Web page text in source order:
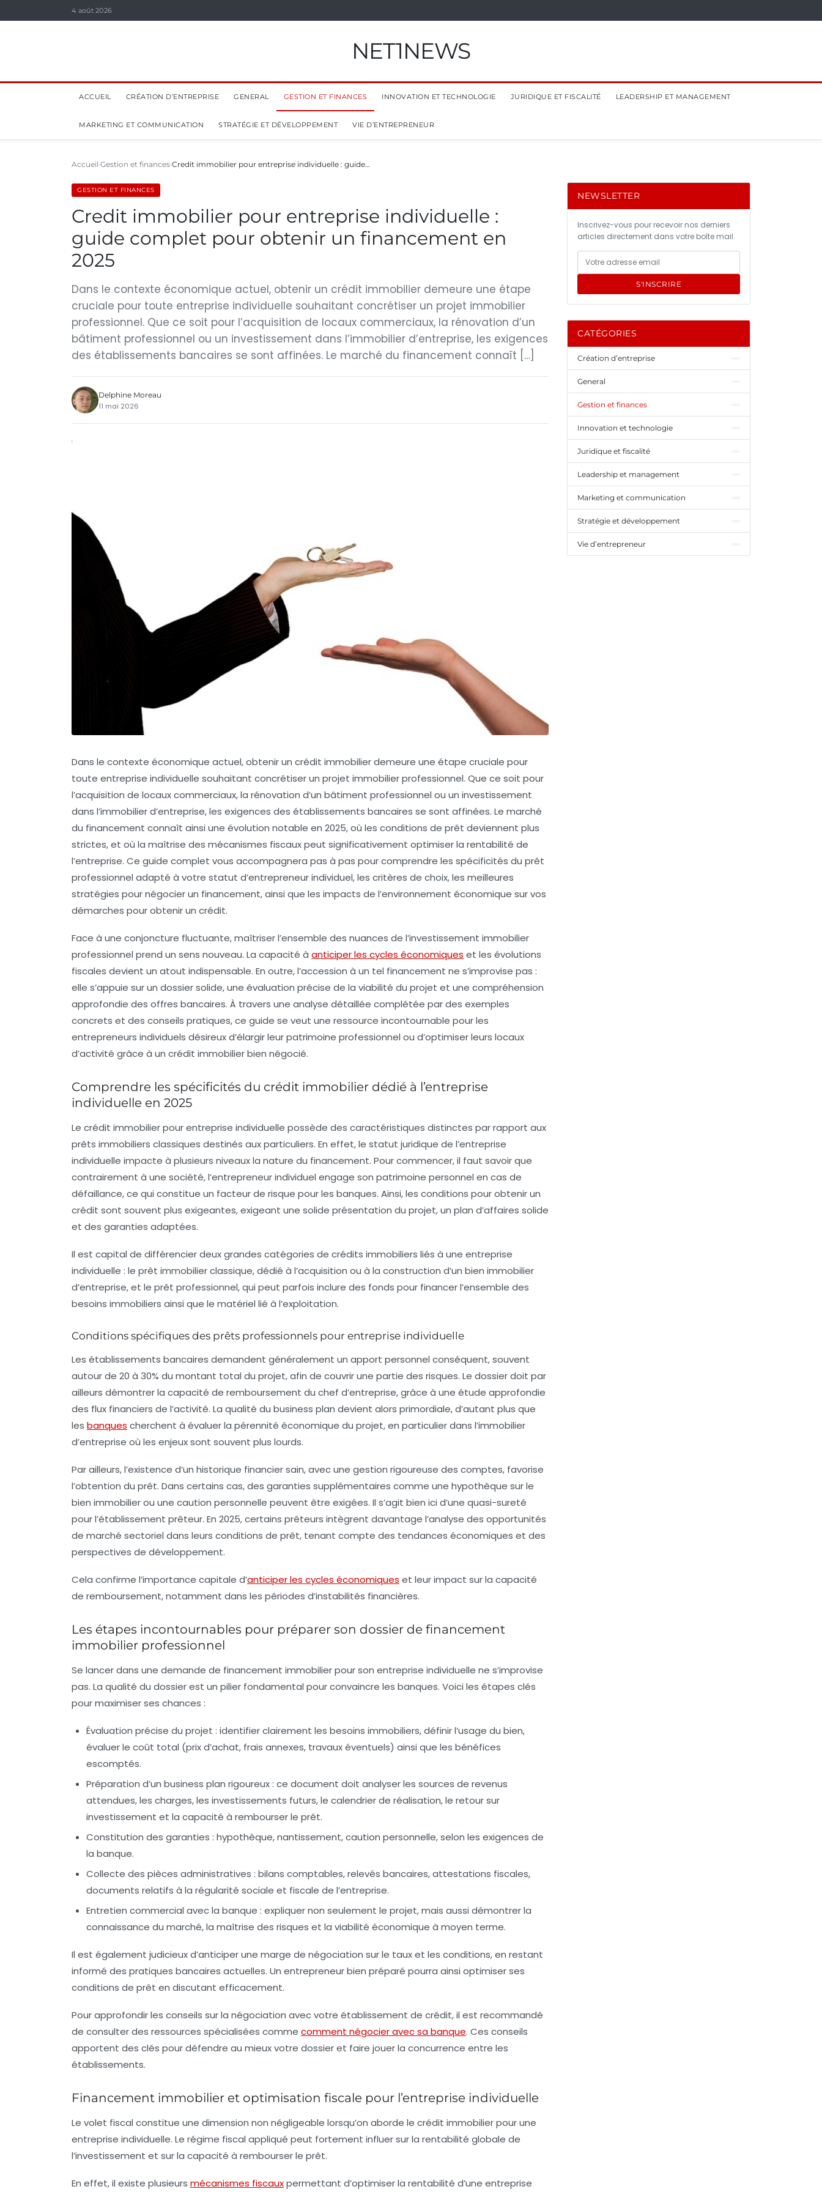
4 août 2026
NET1NEWS
ACCUEIL CRÉATION D’ENTREPRISE GENERAL GESTION ET FINANCES INNOVATION ET TECHNOLOGIE JURIDIQUE ET FISCALITÉ LEADERSHIP ET MANAGEMENT
MARKETING ET COMMUNICATION STRATÉGIE ET DÉVELOPPEMENT VIE D’ENTREPRENEUR
Accueil Gestion et finances Credit immobilier pour entreprise individuelle : guide…
GESTION ET FINANCES
Credit immobilier pour entreprise individuelle :
guide complet pour obtenir un financement en
2025
Dans le contexte économique actuel, obtenir un crédit immobilier demeure une étape
cruciale pour toute entreprise individuelle souhaitant concrétiser un projet immobilier
professionnel. Que ce soit pour l’acquisition de locaux commerciaux, la rénovation d’un
bâtiment professionnel ou un investissement dans l’immobilier d’entreprise, les exigences
des établissements bancaires se sont affinées. Le marché du financement connaît […]
Delphine Moreau
11 mai 2026
Dans le contexte économique actuel, obtenir un crédit immobilierdemeure une étape cruciale pour
toute entreprise individuelle souhaitant concrétiser un projet immobilier professionnel. Que ce soit pour
l’acquisition de locaux commerciaux, la rénovation d’un bâtiment professionnel ou un investissement
dans l’immobilier d’entreprise, les exigences des établissements bancaires se sont affinées. Le marché
du financement connaît ainsi une évolution notable en 2025, où les conditions de prêt deviennent plus
strictes, et où la maîtrise des mécanismes fiscaux peut significativement optimiser la rentabilité de
l’entreprise. Ce guide complet vous accompagnera pas à pas pour comprendre les spécificités du prêt
professionnel adapté à votre statut d’entrepreneur individuel, les critères de choix, les meilleures
stratégies pour négocier un financement, ainsi que les impacts de l’environnement économique sur vos
démarches pourobtenir un crédit.
Face à une conjoncture fluctuante, maîtriser l’ensemble des nuances de l’investissement immobilier
professionnel prend un sens nouveau. La capacité à anticiper les cycles économiques et les évolutions
fiscales devient un atout indispensable. En outre, l’accession à un tel financement ne s’improvise pas :
elle s’appuie sur un dossier solide, une évaluation précise de la viabilité du projet et une compréhension
approfondie des offres bancaires. À travers une analyse détaillée complétée par des exemples
concrets et des conseils pratiques, ce guide se veut une ressource incontournable pour les
entrepreneurs individuels désireux d’élargir leur patrimoine professionnel ou d’optimiser leurs locaux
d’activité grâce à un crédit immobilier bien négocié.
Comprendre les spécificités du crédit immobilier dédié à l’entreprise
individuelle en 2025
Le crédit immobilier pour entreprise individuelle possède des caractéristiques distinctes par rapport aux
prêts immobiliers classiques destinés aux particuliers. En effet, le statut juridique de l’entreprise
individuelle impacte à plusieurs niveaux la nature du financement. Pour commencer, il faut savoir que
contrairement à une société, l’entrepreneur individuel engage son patrimoine personnel en cas de
défaillance, ce qui constitue un facteur de risque pour les banques. Ainsi, les conditions pourobtenir un
crédit sont souvent plus exigeantes, exigeant une solide présentation du projet, un plan d’affaires solide
et des garanties adaptées.
Il est capital de différencier deux grandes catégories de crédits immobiliers liés à une entreprise
individuelle : le prêt immobilier classique, dédié à l’acquisition ou à la construction d’un bien immobilier
d’entreprise, et le prêt professionnel, qui peut parfois inclure des fonds pour financer l’ensemble des
besoins immobiliers ainsi que le matériel lié à l’exploitation.
Conditions spécifiques des prêts professionnels pour entreprise individuelle
Les établissements bancaires demandent généralement un apport personnel conséquent, souvent
autour de 20 à 30% du montant total du projet, afin de couvrir une partie des risques. Le dossier doit par
ailleurs démontrer la capacité de remboursement du chef d’entreprise, grâce à une étude approfondie
des flux financiers de l’activité. La qualité du business plan devient alors primordiale, d’autant plus que
les banques cherchent à évaluer la pérennité économique du projet, en particulier dans l’immobilier
d’entreprise où les enjeux sont souvent plus lourds.
Par ailleurs, l’existence d’un historique financier sain, avec une gestion rigoureuse des comptes, favorise
l’obtention du prêt. Dans certains cas, des garanties supplémentaires comme une hypothèque sur le
bien immobilier ou une caution personnelle peuvent être exigées. Il s’agit bien ici d’une quasi-sureté
pour l’établissement prêteur. En 2025, certains prêteurs intègrent davantage l’analyse des opportunités
de marché sectoriel dans leurs conditions de prêt, tenant compte des tendances économiques et des
perspectives de développement.
Cela confirme l’importance capitale d’anticiper les cycles économiques et leur impact sur la capacité
de remboursement, notamment dans les périodes d’instabilités financières.
Les étapes incontournables pour préparer son dossier de financement
immobilier professionnel
Se lancer dans une demande de financement immobilier pour son entreprise individuelle ne s’improvise
pas. La qualité du dossier est un pilier fondamental pour convaincre les banques. Voici les étapes clés
pour maximiser ses chances :
Évaluation précise du projet : identifier clairement les besoins immobiliers, définir l’usage du bien,
évaluer le coût total (prix d’achat, frais annexes, travaux éventuels) ainsi que les bénéfices
escomptés.
Préparation d’un business plan rigoureux : ce document doit analyser les sources de revenus
attendues, les charges, les investissements futurs, le calendrier de réalisation, le retour sur
investissement et la capacité à rembourser le prêt.
Constitution des garanties : hypothèque, nantissement, caution personnelle, selon les exigences de
la banque.
Collecte des pièces administratives : bilans comptables, relevés bancaires, attestations fiscales,
documents relatifs à la régularité sociale et fiscale de l’entreprise.
Entretien commercial avec la banque : expliquer non seulement le projet, mais aussi démontrer la
connaissance du marché, la maîtrise des risques et la viabilité économique à moyen terme.
Il est également judicieux d’anticiper une marge de négociation sur le taux et les conditions, en restant
informé des pratiques bancaires actuelles. Un entrepreneur bien préparé pourra ainsi optimiser ses
conditions de prêt en discutant efficacement.
Pour approfondir les conseils sur la négociation avec votre établissement de crédit, il est recommandé
de consulter des ressources spécialisées comme comment négocier avec sa banque. Ces conseils
apportent des clés pour défendre au mieux votre dossier et faire jouer la concurrence entre les
établissements.
Financement immobilier et optimisation fiscale pour l’entreprise individuelle
Le volet fiscal constitue une dimension non négligeable lorsqu’on aborde le crédit immobilier pour une
entreprise individuelle. Le régime fiscal appliqué peut fortement influer sur la rentabilité globale de
l’investissement et sur la capacité à rembourser le prêt.
En effet, il existe plusieurs mécanismes fiscauxpermettant d’optimiser la rentabilité d’une entreprise
NEWSLETTER
Inscrivez-vous pour recevoir nos derniers
articles directement dans votre boîte mail.
S'INSCRIRE
CATÉGORIES
Création d’entreprise
General
Gestion et finances
Innovation et technologie
Juridique et fiscalité
Leadership et management
Marketing et communication
Stratégie et développement
Vie d’entrepreneur